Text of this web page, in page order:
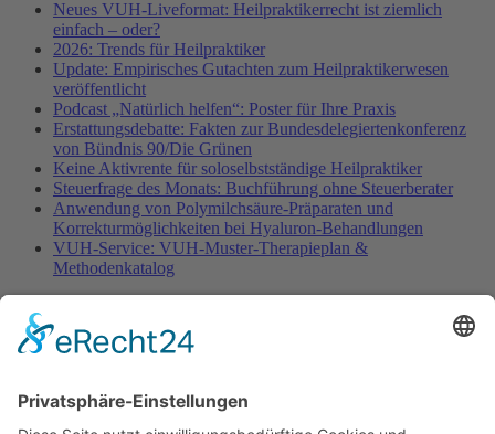
Neues VUH-Liveformat: Heilpraktikerrecht ist ziemlich
einfach – oder?
2026: Trends für Heilpraktiker
Update: Empirisches Gutachten zum Heilpraktikerwesen
veröffentlicht
Podcast „Natürlich helfen“: Poster für Ihre Praxis
Erstattungsdebatte: Fakten zur Bundesdelegiertenkonferenz
von Bündnis 90/Die Grünen
Keine Aktivrente für soloselbstständige Heilpraktiker
Steuerfrage des Monats: Buchführung ohne Steuerberater
Anwendung von Polymilchsäure-Präparaten und
Korrekturmöglichkeiten bei Hyaluron-Behandlungen
VUH-Service: VUH-Muster-Therapieplan &
Methodenkatalog
Fachinformationen
Erstattungsfähige rezeptfreie Medikamente
Studie: Reduziert das Darmbakterium Bacteroides vulgatus
Heißhunger auf Süßes?